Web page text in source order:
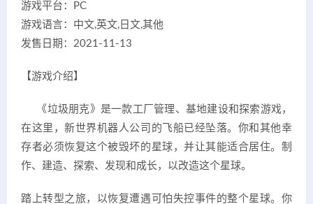
游戏平台：PC
游戏语言：中文,英文,日文,其他
发售日期：2021-11-13
【游戏介绍】
《垃圾朋克》是一款工厂管理、基地建设和探索游戏，
在这里，新世界机器人公司的飞船已经坠落。你和其他幸
存者必须恢复这个被毁坏的星球，并让其能适合居住。制
作、建造、探索、发现和成长，以改造这个星球。
踏上转型之旅，以恢复遭遇可怕失控事件的整个星球。你